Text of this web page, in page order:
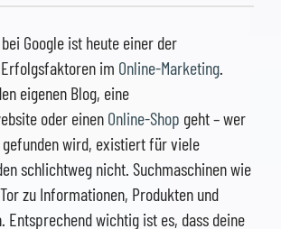
Google ist heute einer der
im Online-Marketing.
eigenen Blog, eine
oder einen Online-Shop geht – wer
gefunden wird, existiert für viele
schlichtweg nicht. Suchmaschinen wie
zu Informationen, Produkten und
Entsprechend wichtig ist es, dass deine